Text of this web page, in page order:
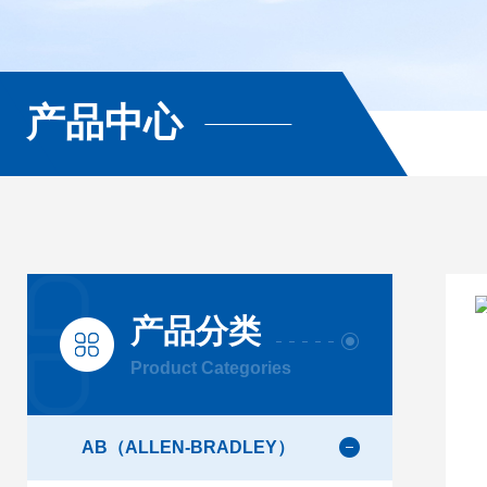
产品中心
产品分类
Product Categories
AB（ALLEN-BRADLEY）